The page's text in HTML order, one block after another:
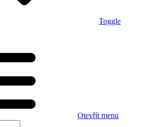
Toggle
Otevřít menu